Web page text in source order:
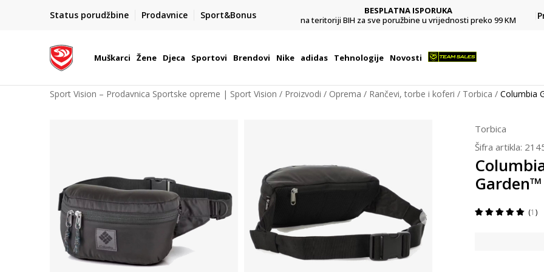
Status porudžbine Prodavnice Sport&Bonus
POZOVITE NAS NA : 055/490-400
Pon-Pet od 9h - 16h
BESPLATNA ISPORUKA
na teritoriji BIH za sve poružbine u vrijednosti preko 99 KM
Muškarci Žene Djeca Sportovi Brendovi Nike adidas Tehnologije Novosti
Sport Vision – Prodavnica Sportske opreme | Sport Vision Proizvodi Oprema Rančevi, torbe i koferi Torbica Columbia
Torbica
Šifra artikla:
Garden™
1